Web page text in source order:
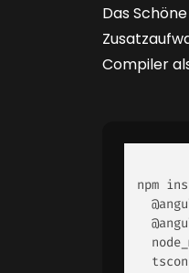
Das
Compiler
npm